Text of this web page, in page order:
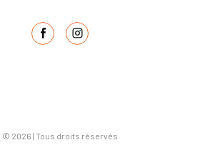
© 2026 | Tous droits réservés